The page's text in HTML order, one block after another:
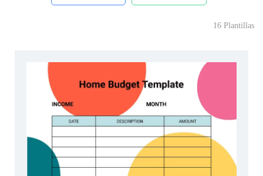
16 Plantillas